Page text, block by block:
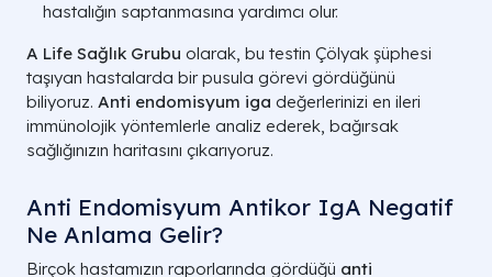
hastalığın saptanmasına yardımcı olur.
A Life Sağlık Grubu olarak, bu testin Çölyak şüphesi
taşıyan hastalarda bir pusula görevi gördüğünü
biliyoruz. Anti endomisyum iga değerlerinizi en ileri
immünolojik yöntemlerle analiz ederek, bağırsak
sağlığınızın haritasını çıkarıyoruz.
Anti Endomisyum Antikor IgA Negatif
Ne Anlama Gelir?
Birçok hastamızın raporlarında gördüğü anti